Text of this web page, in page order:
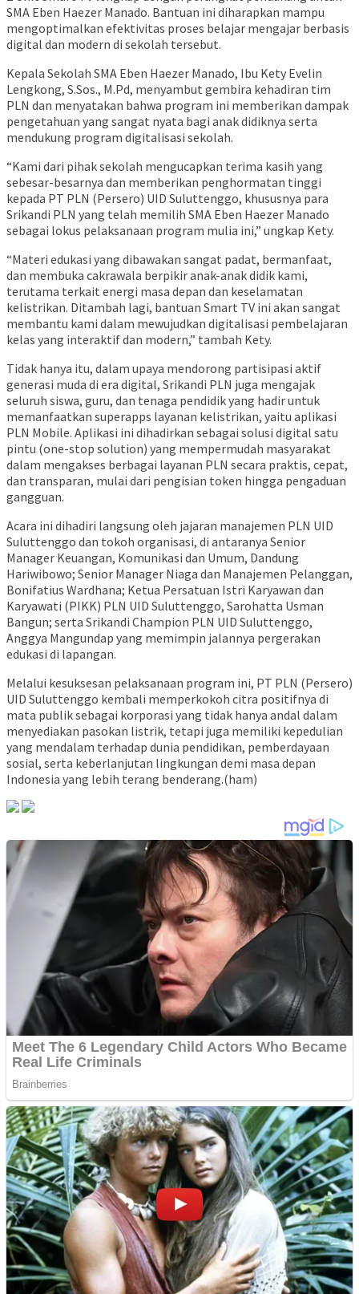
SMA Eben Haezer Manado. Bantuan ini diharapkan mampu
mengoptimalkan efektivitas proses belajar mengajar berbasis
digital dan modern di sekolah tersebut.
Kepala Sekolah SMA Eben Haezer Manado, Ibu Kety Evelin
Lengkong, S.Sos., M.Pd, menyambut gembira kehadiran tim
PLN dan menyatakan bahwa program ini memberikan dampak
pengetahuan yang sangat nyata bagi anak didiknya serta
mendukung program digitalisasi sekolah.
“Kami dari pihak sekolah mengucapkan terima kasih yang
sebesar-besarnya dan memberikan penghormatan tinggi
kepada PT PLN (Persero) UID Suluttenggo, khususnya para
Srikandi PLN yang telah memilih SMA Eben Haezer Manado
sebagai lokus pelaksanaan program mulia ini,” ungkap Kety.
“Materi edukasi yang dibawakan sangat padat, bermanfaat,
dan membuka cakrawala berpikir anak-anak didik kami,
terutama terkait energi masa depan dan keselamatan
kelistrikan. Ditambah lagi, bantuan Smart TV ini akan sangat
membantu kami dalam mewujudkan digitalisasi pembelajaran
kelas yang interaktif dan modern,” tambah Kety.
Tidak hanya itu, dalam upaya mendorong partisipasi aktif
generasi muda di era digital, Srikandi PLN juga mengajak
seluruh siswa, guru, dan tenaga pendidik yang hadir untuk
memanfaatkan superapps layanan kelistrikan, yaitu aplikasi
PLN Mobile. Aplikasi ini dihadirkan sebagai solusi digital satu
pintu (one-stop solution) yang mempermudah masyarakat
dalam mengakses berbagai layanan PLN secara praktis, cepat,
dan transparan, mulai dari pengisian token hingga pengaduan
gangguan.
Acara ini dihadiri langsung oleh jajaran manajemen PLN UID
Suluttenggo dan tokoh organisasi, di antaranya Senior
Manager Keuangan, Komunikasi dan Umum, Dandung
Hariwibowo; Senior Manager Niaga dan Manajemen Pelanggan,
Bonifatius Wardhana; Ketua Persatuan Istri Karyawan dan
Karyawati (PIKK) PLN UID Suluttenggo, Sarohatta Usman
Bangun; serta Srikandi Champion PLN UID Suluttenggo,
Anggya Mangundap yang memimpin jalannya pergerakan
edukasi di lapangan.
Melalui kesuksesan pelaksanaan program ini, PT PLN (Persero)
UID Suluttenggo kembali memperkokoh citra positifnya di
mata publik sebagai korporasi yang tidak hanya andal dalam
menyediakan pasokan listrik, tetapi juga memiliki kepedulian
yang mendalam terhadap dunia pendidikan, pemberdayaan
sosial, serta keberlanjutan lingkungan demi masa depan
Indonesia yang lebih terang benderang.(ham)